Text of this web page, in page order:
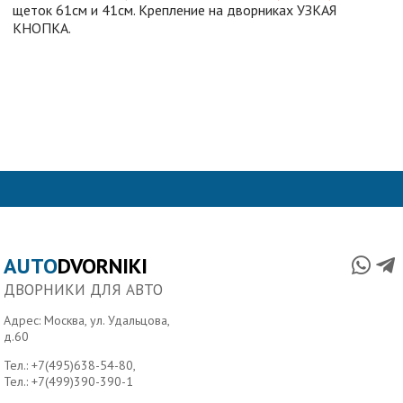
щеток 61см и 41см. Крепление на дворниках УЗКАЯ
КНОПКА.
AUTODVORNIKI
ДВОРНИКИ ДЛЯ АВТО
Адрес: Москва, ул. Удальцова,
д.60
Тел.:+7(495)638-54-80,
Тел.:+7(499)390-390-1